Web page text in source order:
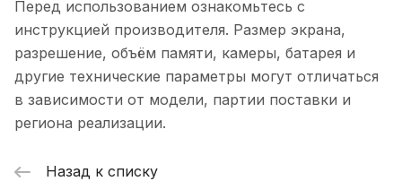
Перед использованием ознакомьтесь с
инструкцией производителя. Размер экрана,
разрешение, объём памяти, камеры, батарея и
другие технические параметры могут отличаться
в зависимости от модели, партии поставки и
региона реализации.
Назад к списку